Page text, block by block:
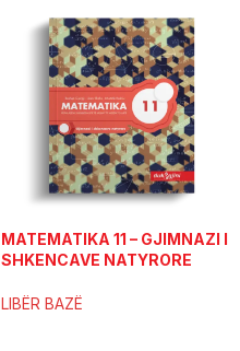
MATEMATIKA 11 – GJIMNAZI I
SHKENCAVE NATYRORE
LIBËR BAZË